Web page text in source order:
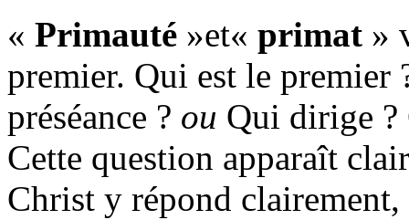
« Primauté »et« primat »
premier. Qui est le premier
préséance ? ou Qui dirige ?
Cette question apparaît
Christ y répond